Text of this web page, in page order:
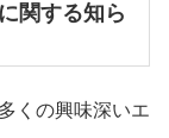
関する知ら
くの興味深いエ